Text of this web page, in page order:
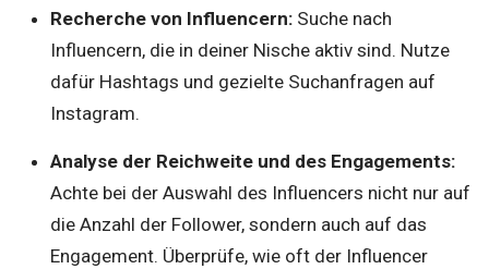
Recherche von Influencern:Suche nach
Influencern, die in deiner Nische aktiv sind. Nutze
dafür Hashtags und gezielte Suchanfragen auf
Instagram.
Analyse der Reichweite und des Engagements:
Achte bei der Auswahl des Influencers nicht nur auf
die Anzahl der Follower, sondern auch auf das
Engagement. Überprüfe, wie oft der Influencer